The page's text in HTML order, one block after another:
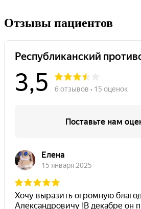
Отзывы пациентов